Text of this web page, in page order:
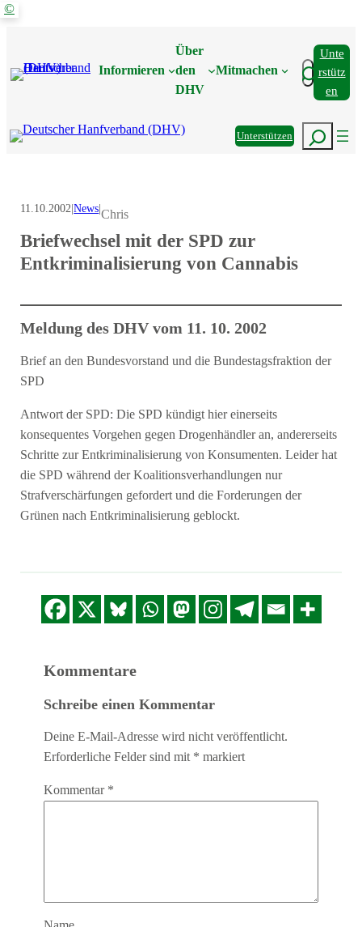
Zum
Informieren
Über
den
DHV
Mitmachen Suchen
Unte
Rstütz
En
UnterstützenSuchen
©
11.10.2002|News|Chris
Briefwechsel mit der SPD zur
Entkriminalisierung von Cannabis
Meldung des DHV vom 11. 10. 2002
Brief an den Bundesvorstand und die Bundestagsfraktion der
SPD
Antwort der SPD: Die SPD kündigt hier einerseits
konsequentes Vorgehen gegen Drogenhändler an, andererseits
Schritte zur Entkriminalisierung von Konsumenten. Leider hat
die SPD während der Koalitionsverhandlungen nur
Strafverschärfungen gefordert und die Forderungen der
Grünen nach Entkriminalisierung geblockt.
Kommentare
Schreibe einen Kommentar
Deine E-Mail-Adresse wird nicht veröffentlicht.
Erforderliche Felder sind mit * markiert
Kommentar *